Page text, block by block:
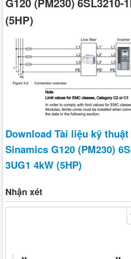
(5HP)
Download Tài liệu kỹ
Sinamics G120 (PM230)
3UG1 4kW (5HP)
Nhận xét